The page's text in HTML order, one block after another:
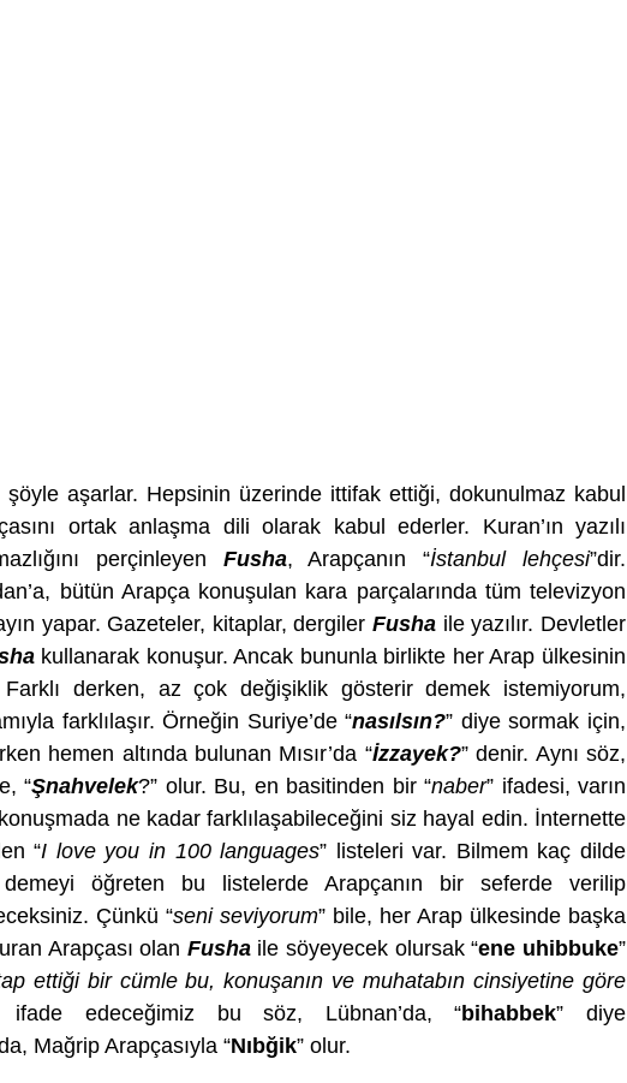
aşarlar. Hepsinin üzerinde ittifak ettiği, dokunulmaz kabul
ortak anlaşma dili olarak kabul ederler. Kuran’ın yazılı
perçinleyen Fusha, Arapçanın “İstanbul lehçesi”dir.
bütün Arapça konuşulan kara parçalarında tüm televizyon
yapar. Gazeteler, kitaplar, dergiler Fusha ile yazılır. Devletler
kullanarak konuşur. Ancak bununla birlikte her Arap ülkesinin
Farklı derken, az çok değişiklik gösterir demek istemiyorum,
farklılaşır. Örneğin Suriye’de “nasılsın?” diye sormak için,
hemen altında bulunan Mısır’da “İzzayek?” denir. Aynı söz,
“Şnahvelek?” olur. Bu, en basitinden bir “naber” ifadesi, varın
ne kadar farklılaşabileceğini siz hayal edin. İnternette
“I love you in 100 languages” listeleri var. Bilmem kaç dilde
demeyi öğreten bu listelerde Arapçanın bir seferde verilip
Çünkü “seni seviyorum” bile, her Arap ülkesinde başka
Arapçası olan Fusha ile söyeyecek olursak “ene uhibbuke”
ettiği bir cümle bu, konuşanın ve muhatabın cinsiyetine göre
edeceğimiz bu söz, Lübnan’da, “bihabbek” diye
Mağrip Arapçasıyla “Nıbğik” olur.